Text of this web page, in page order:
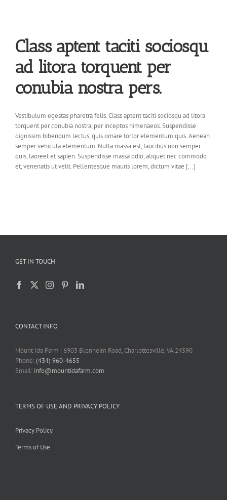
Class aptent taciti sociosqu
ad litora torquent per
conubia nostra pers.
Vestibulum egestas pharetra felis. Class aptent taciti sociosqu ad litora
torquent per conubia nostra, per inceptos himenaeos. Suspendisse
dignissim bibendum lectus, quis ornare tortor elementum quis. Aenean
semper vehicula elementum. Nulla massa est, faucibus non semper
quis, laoreet et sapien. Suspendisse massa odio, aliquet nec commodo
et, venenatis ut velit. Pellentesque mauris lorem, dictum vitae [...]
GET IN TOUCH
CONTACT INFO
Mount Ida Farm | 6903 Blenheim Road, Charlottesville, VA 24590
Phone:(434) 960-4655
Email: info@mountidafarm.com
TERMS OF USE AND PRIVACY POLICY
Privacy Policy
Terms of Use